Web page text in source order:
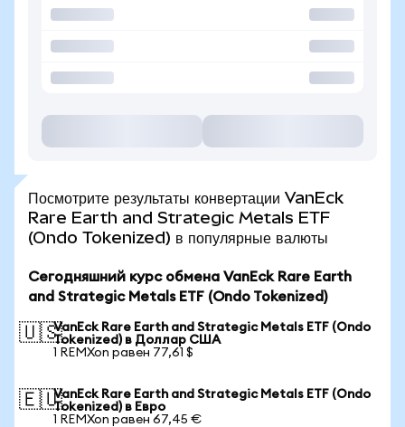
Посмотрите результаты конвертации VanEck
Rare Earth and Strategic Metals ETF
(Ondo Tokenized) в популярные валюты
Сегодняшний курс обмена VanEck Rare Earth
and Strategic Metals ETF (Ondo Tokenized)
🇺🇸VanEck Rare Earth and Strategic Metals ETF (Ondo
Tokenized) в Доллар США
1 REMXon равен 77,61 $
🇪🇺VanEck Rare Earth and Strategic Metals ETF (Ondo
Tokenized) в Евро
1 REMXon равен 67,45 €